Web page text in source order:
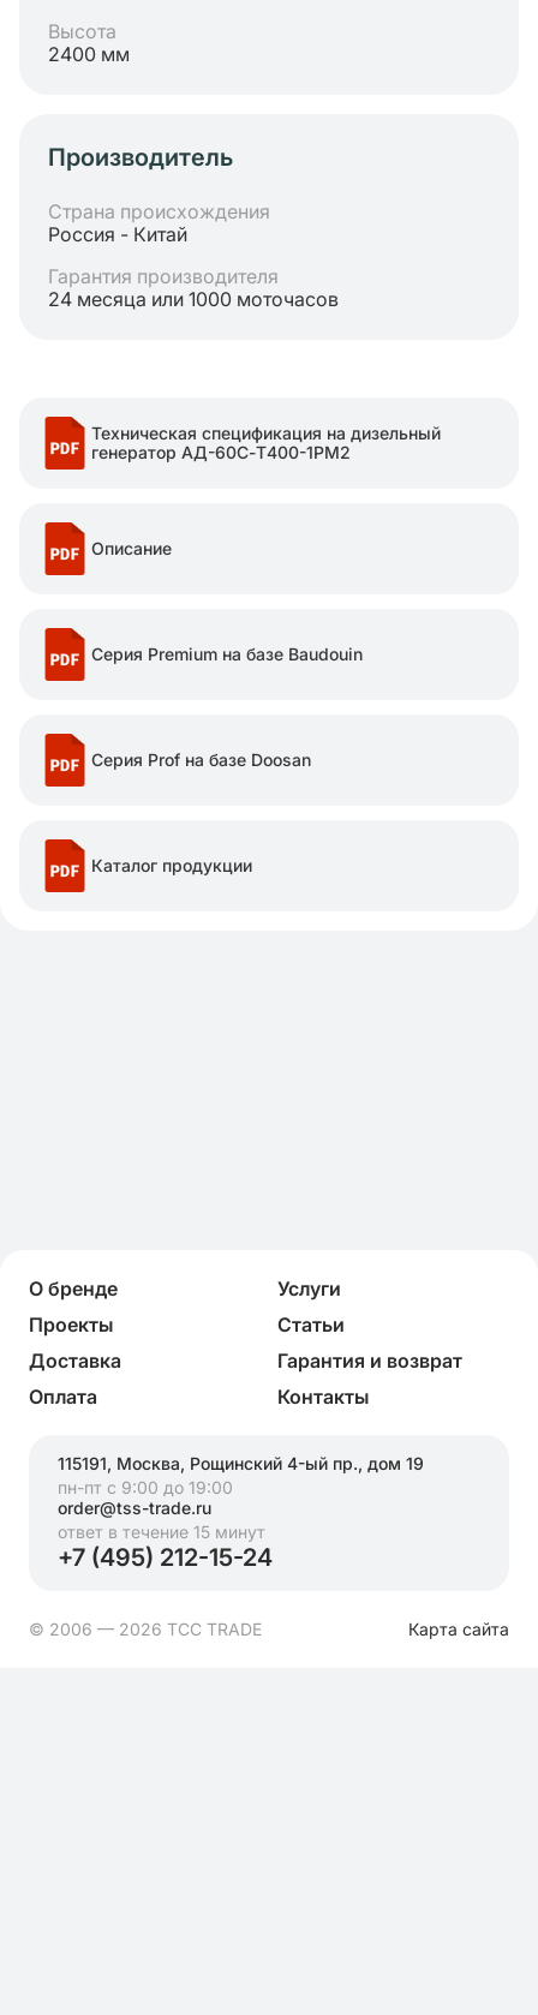
Высота
2400 мм
Производитель
Страна происхождения
Россия - Китай
Гарантия производителя
24 месяца или 1000 моточасов
Техническая спецификация на дизельный
генератор АД-60С-Т400-1РМ2
Описание
Серия Premium на базе Baudouin
Серия Prof на базе Doosan
Каталог продукции
О бренде
Услуги
Проекты
Статьи
Доставка
Гарантия и возврат
Оплата
Контакты
115191, Москва, Рощинский 4-ый пр., дом 19
пн-пт с 9:00 до 19:00
order@tss-trade.ru
ответ в течение 15 минут
+7 (495) 212-15-24
© 2006 — 2026 ТСС TRADE Карта сайта